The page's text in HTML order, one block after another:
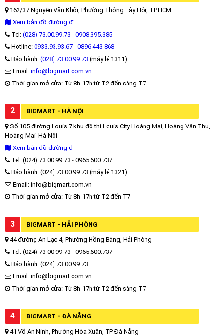
162/37 Nguyễn Văn Khối, Phường Thông Tây Hội, TP.HCM
Xem bản đồ đường đi
Tel: (028) 73.00.99.73 - 0908.395.385
Hotline: 0933.93.93.67 - 0896 443 868
Bảo hành: (028) 73 00 99 73 (máy lẻ 1311)
Email: info@bigmart.com.vn
Thời gian mở cửa: Từ 8h-17h từ T2 đến sáng T7
2 BIGMART - HÀ NỘI
Số 105 đường Louis 7 khu đô thị Louis City Hoàng Mai, Hoàng Văn Thụ,
Hoàng Mai, Hà Nội
Xem bản đồ đường đi
Tel: (024) 73 00 99 73 - 0965.600.737
Bảo hành: (024) 73 00 99 73 (máy lẻ 1321)
Email: info@bigmart.com.vn
Thời gian mở cửa: Từ 8h-17h từ T2 đến T7
3 BIGMART - HẢI PHÒNG
44 đường An Lạc 4, Phường Hồng Bàng, Hải Phòng
Tel: (024) 73 00 99 73 - 0965.600.737
Bảo hành: (024) 73 00 99 73
Email: info@bigmart.com.vn
Thời gian mở cửa: Từ 8h-17h từ T2 đến sáng T7
4 BIGMART - ĐÀ NẴNG
41 Võ An Ninh, Phường Hòa Xuân, TP Đà Nẵng